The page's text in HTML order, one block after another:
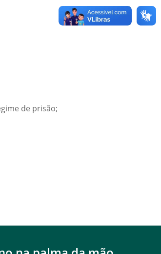
de prisão;